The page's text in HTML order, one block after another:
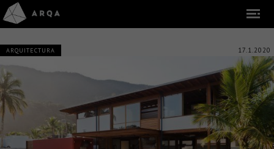
ARQUITECTURA 17.1.2020